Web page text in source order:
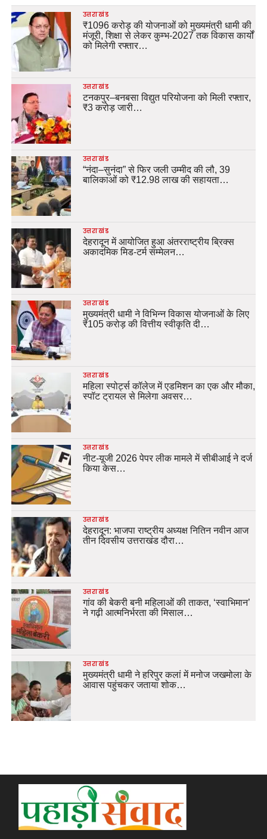
उत्तराखंड
₹1096 करोड़ की योजनाओं को मुख्यमंत्री धामी की
मंजूरी, शिक्षा से लेकर कुम्भ-2027 तक विकास कार्यों
को मिलेगी रफ्तार…
उत्तराखंड
टनकपुर–बनबसा विद्युत परियोजना को मिली रफ्तार,
₹3 करोड़ जारी…
उत्तराखंड
“नंदा–सुनंदा” से फिर जली उम्मीद की लौ, 39
बालिकाओं को ₹12.98 लाख की सहायता…
उत्तराखंड
देहरादून में आयोजित हुआ अंतरराष्ट्रीय ब्रिक्स
अकादमिक मिड-टर्म सम्मेलन…
उत्तराखंड
मुख्यमंत्री धामी ने विभिन्न विकास योजनाओं के लिए
₹105 करोड़ की वित्तीय स्वीकृति दी…
उत्तराखंड
महिला स्पोर्ट्स कॉलेज में एडमिशन का एक और मौका,
स्पॉट ट्रायल से मिलेगा अवसर…
उत्तराखंड
नीट-यूजी 2026 पेपर लीक मामले में सीबीआई ने दर्ज
किया केस…
उत्तराखंड
देहरादून: भाजपा राष्ट्रीय अध्यक्ष नितिन नवीन आज
तीन दिवसीय उत्तराखंड दौरा…
उत्तराखंड
गांव की बेकरी बनी महिलाओं की ताकत, ‘स्वाभिमान’
ने गढ़ी आत्मनिर्भरता की मिसाल…
उत्तराखंड
मुख्यमंत्री धामी ने हरिपुर कलां में मनोज जखमोला के
आवास पहुंचकर जताया शोक…